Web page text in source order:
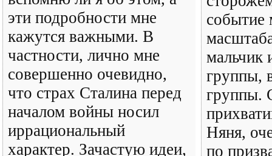
эти подробности мне
кажутся важными. В
частности, лично мне
совершенно очевидно,
что страх Сталина перед
началом войны носил
иррациональный
характер. Зачастую идеи,
событие
мальчик
группы,
группы.
Няня,
по